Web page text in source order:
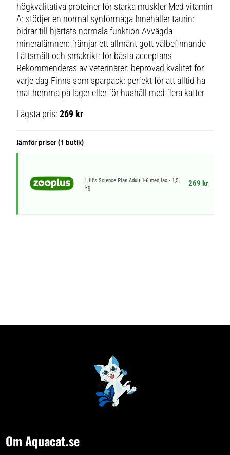
högkvalitativa proteiner för starka muskler Med vitamin
A: stödjer en normal synförmåga Innehåller taurin:
bidrar till hjärtats normala funktion Avvägda
mineralämnen: främjar ett allmänt gott välbefinnande
Lättsmält och smakrikt: för bästa acceptans
Rekommenderas av veterinärer: beprövad kvalitet för
varje dag Finns som sparpack: perfekt för att alltid ha
mat hemma på lager eller för hushåll med flera katter
Lägsta pris:269 kr
Jämför priser (1 butik)
Hill's Science Plan Adult 1-6 med lax - 1,5
kg
269 kr
Om Aquacat.se